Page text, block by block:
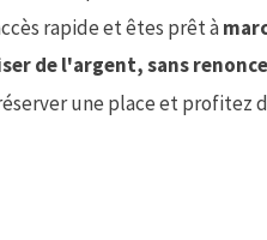
rapide et êtes prêt à
de l'argent, sans
une place et